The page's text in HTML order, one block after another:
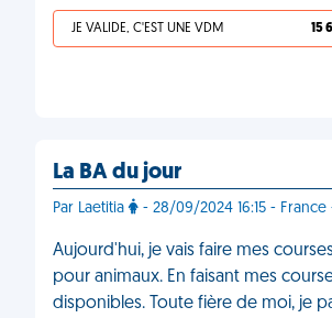
JE VALIDE, C'EST UNE VDM 15
La BA du jour
Par Laetitia - 28/09/2024 16:15 -
Aujourd'hui, je vais faire mes
pour animaux. En faisant mes
disponibles. Toute fière de moi, je